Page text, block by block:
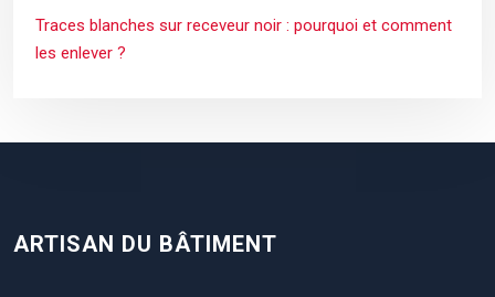
Traces blanches sur receveur noir : pourquoi et comment
les enlever ?
ARTISAN DU BÂTIMENT